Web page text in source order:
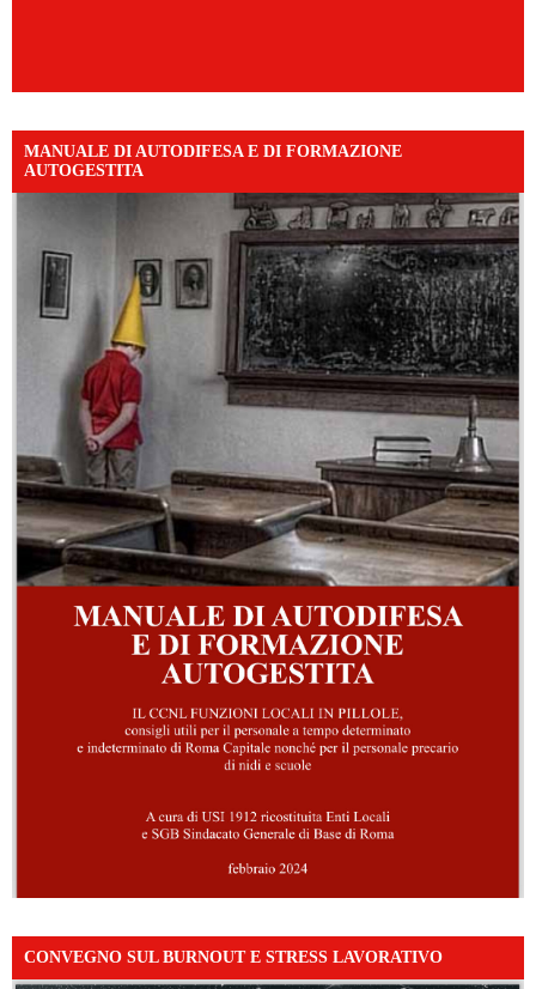
MANUALE DI AUTODIFESA E DI FORMAZIONE
AUTOGESTITA
CONVEGNO SUL BURNOUT E STRESS LAVORATIVO